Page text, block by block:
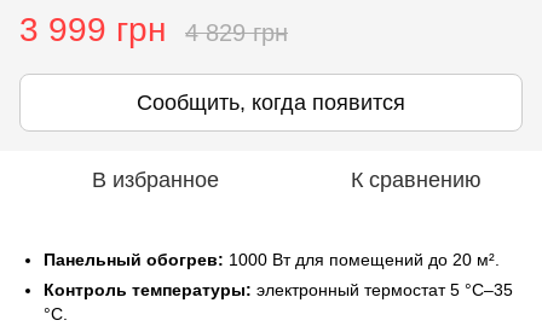
3 999 грн 4 829 грн
Сообщить, когда появится
В избранное К сравнению
Панельный обогрев: 1000 Вт для помещений до 20 м².
Контроль температуры: электронный термостат 5 °C–35
°C.